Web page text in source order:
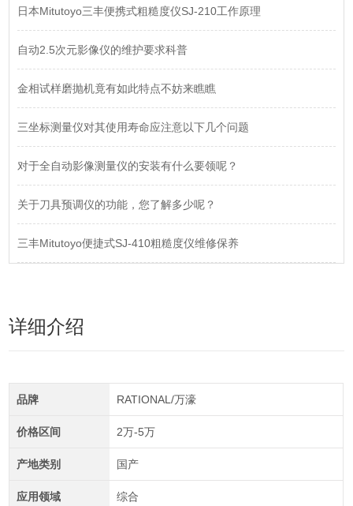
日本Mitutoyo三丰便携式粗糙度仪SJ-210工作原理
自动2.5次元影像仪的维护要求科普
金相试样磨抛机竟有如此特点不妨来瞧瞧
三坐标测量仪对其使用寿命应注意以下几个问题
对于全自动影像测量仪的安装有什么要领呢？
关于刀具预调仪的功能，您了解多少呢？
三丰Mitutoyo便捷式SJ-410粗糙度仪维修保养
详细介绍
品牌 RATIONAL/万濠
价格区间 2万-5万
产地类别 国产
应用领域 综合